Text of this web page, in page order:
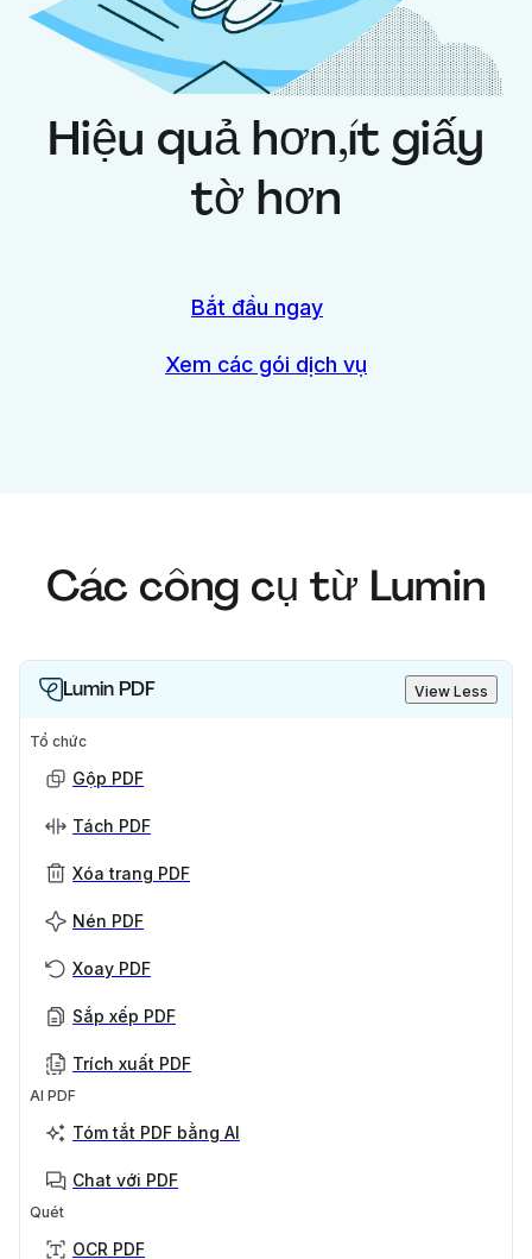
Hiệu quả hơn,ít giấy
tờ hơn
Bắt đầu ngay
Xem các gói dịch vụ
Các công cụ từ Lumin
Lumin PDF View Less
Tổ chức
Gộp PDF
Tách PDF
Xóa trang PDF
Nén PDF
Xoay PDF
Sắp xếp PDF
Trích xuất PDF
AI PDF
Tóm tắt PDF bằng AI
Chat với PDF
Quét
OCR PDF